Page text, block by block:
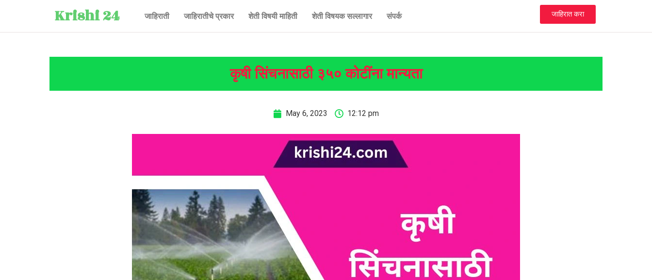
Krishi 24 जाहिराती जाहिरातीचे प्रकार शेती विषयी माहिती शेती विषयक सल्लागार संपर्क जाहिरात करा
कृषी सिंचनासाठी ३५० कोटींना मान्यता
May 6, 2023 12:12 pm